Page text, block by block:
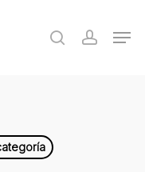
search